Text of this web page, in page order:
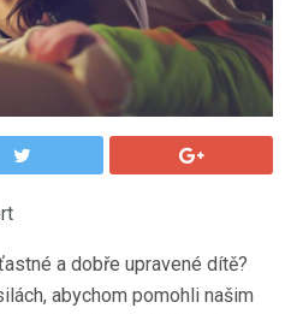
a dobře upravené dítě?
abychom pomohli našim